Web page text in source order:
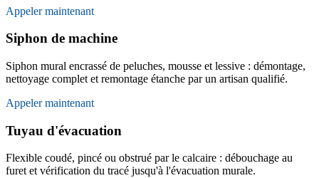
Appeler maintenant
Siphon de machine
Siphon mural encrassé de peluches, mousse et lessive : démontage,
nettoyage complet et remontage étanche par un artisan qualifié.
Appeler maintenant
Tuyau d'évacuation
Flexible coudé, pincé ou obstrué par le calcaire : débouchage au
furet et vérification du tracé jusqu'à l'évacuation murale.